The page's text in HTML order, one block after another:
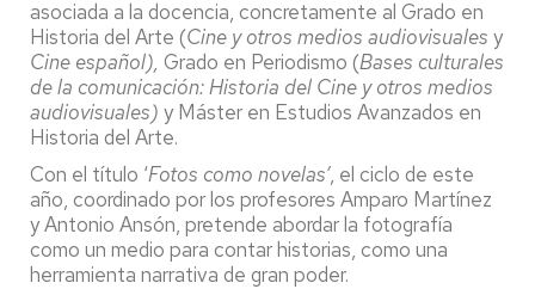
asociada a la docencia, concretamente al Grado en
Historia del Arte (Cine y otros medios audiovisuales y
Cine español), Grado en Periodismo (Bases culturales
de la comunicación: Historia del Cine y otros medios
audiovisuales) y Máster en Estudios Avanzados en
Historia del Arte.
Con el título ‘Fotos como novelas’, el ciclo de este
año, coordinado por los profesores Amparo Martínez
y Antonio Ansón, pretende abordar la fotografía
como un medio para contar historias, como una
herramienta narrativa de gran poder.